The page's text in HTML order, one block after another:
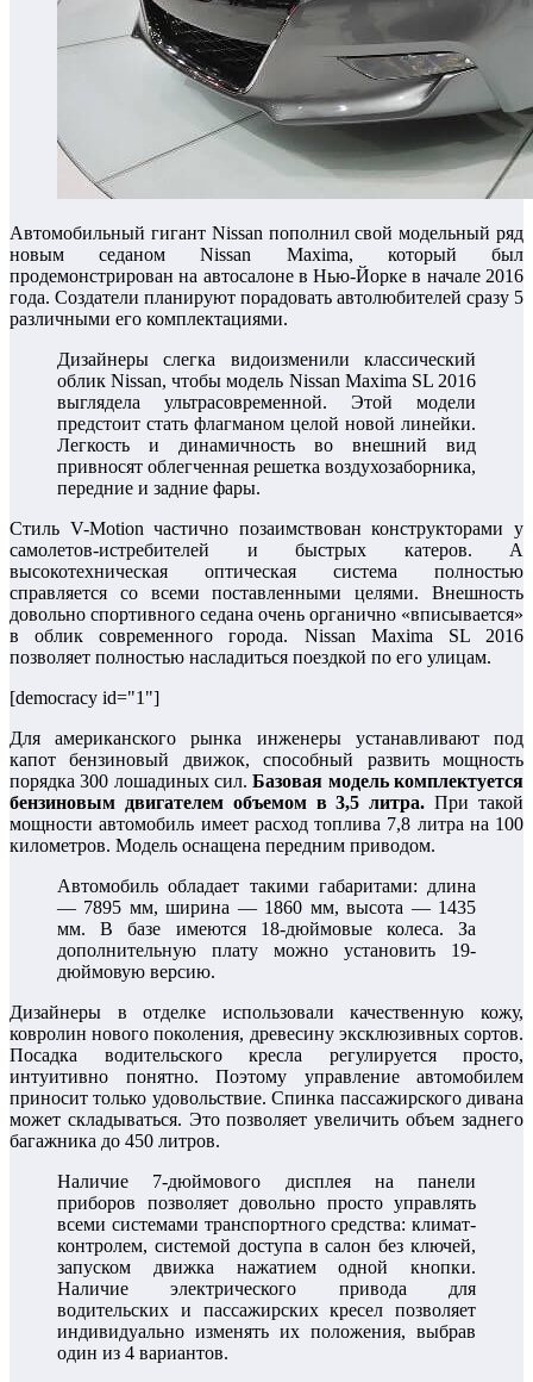
Автомобильный гигант Nissan пополнил свой модельный ряд
новым седаном Nissan Maxima, который был
продемонстрирован на автосалоне в Нью-Йорке в начале 2016
года. Создатели планируют порадовать автолюбителей сразу 5
различными его комплектациями.
Дизайнеры слегка видоизменили классический
облик Nissan, чтобы модель Nissan Maxima SL 2016
выглядела ультрасовременной. Этой модели
предстоит стать флагманом целой новой линейки.
Легкость и динамичность во внешний вид
привносят облегченная решетка воздухозаборника,
передние и задние фары.
Стиль V-Motion частично позаимствован конструкторами у
самолетов-истребителей и быстрых катеров. А
высокотехническая оптическая система полностью
справляется со всеми поставленными целями. Внешность
довольно спортивного седана очень органично «вписывается»
в облик современного города. Nissan Maxima SL 2016
позволяет полностью насладиться поездкой по его улицам.
[democracy id="1"]
Для американского рынка инженеры устанавливают под
капот бензиновый движок, способный развить мощность
порядка 300 лошадиных сил.Базовая модель комплектуется
бензиновым двигателем объемом в 3,5 литра. При такой
мощности автомобиль имеет расход топлива 7,8 литра на 100
километров. Модель оснащена передним приводом.
Автомобиль обладает такими габаритами: длина
— 7895 мм, ширина — 1860 мм, высота — 1435
мм. В базе имеются 18-дюймовые колеса. За
дополнительную плату можно установить 19-
дюймовую версию.
Дизайнеры в отделке использовали качественную кожу,
ковролин нового поколения, древесину эксклюзивных сортов.
Посадка водительского кресла регулируется просто,
интуитивно понятно. Поэтому управление автомобилем
приносит только удовольствие. Спинка пассажирского дивана
может складываться. Это позволяет увеличить объем заднего
багажника до 450 литров.
Наличие 7-дюймового дисплея на панели
приборов позволяет довольно просто управлять
всеми системами транспортного средства: климат-
контролем, системой доступа в салон без ключей,
запуском движка нажатием одной кнопки.
Наличие электрического привода для
водительских и пассажирских кресел позволяет
индивидуально изменять их положения, выбрав
один из 4 вариантов.